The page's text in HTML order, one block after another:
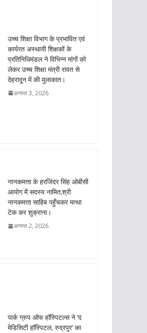
उच्च शिक्षा विभाग के प्रभावित एवं
कार्यरत अस्थायी शिक्षकों के
प्रतिनिधिमंडल ने विभिन्न मांगों को
लेकर उच्च शिक्षा मंत्री रावत से
नानकमत्ता के हरजिंदर सिंह ओबीसी
आयोग में सदस्य नामित,श्री
नानकमत्ता साहिब पहुँचकर मत्था